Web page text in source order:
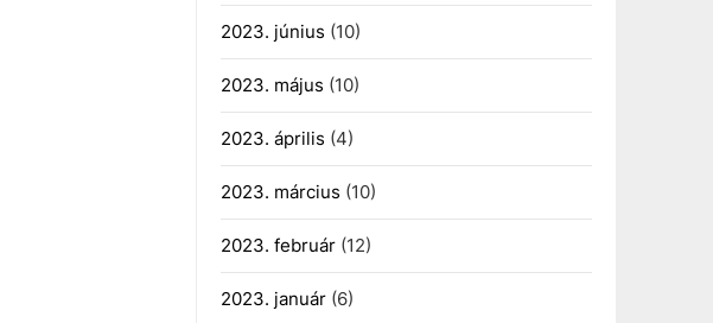
2023. június (10)
2023. május (10)
2023. április (4)
2023. március (10)
2023. február(12)
2023. január(6)